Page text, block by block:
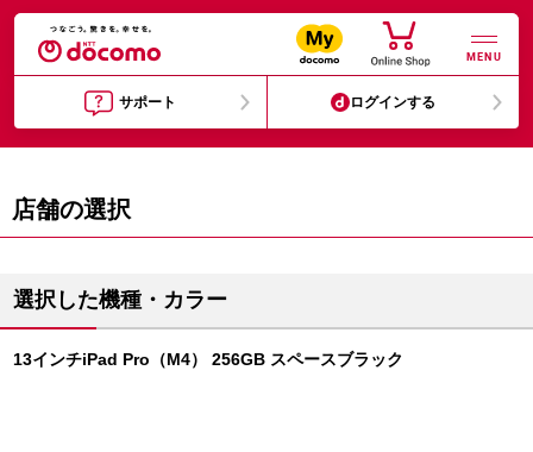
MENU
サポート ログインする
店舗の選択
選択した機種・カラー
13インチiPad Pro（M4） 256GB スペースブラック